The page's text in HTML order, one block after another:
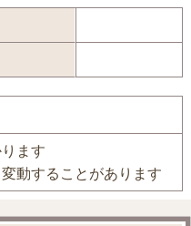
ます
動することがあります